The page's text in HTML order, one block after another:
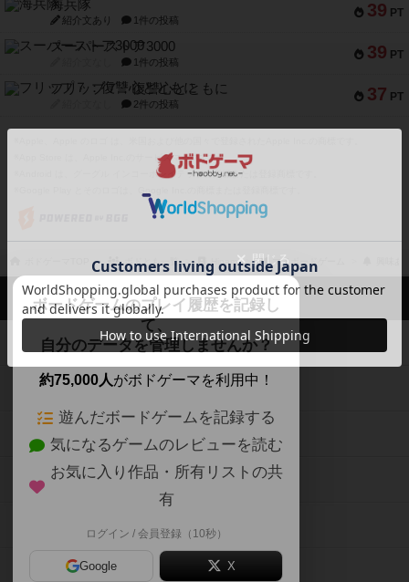
39 PT
海兵隊
紹介文あり 1件の投稿
39 PT
スーパーストア3000
1件の投稿
37 PT
フリップ７：復讐心とともに
2件の投稿
※App Store は、Apple Inc.のサービスマークです。
※Android は、グーグル インコーポレイテッドの商標または登録商標です。
ボドとも一覧 Hinami マイボードゲーム
閉じる
ボードゲームのプレイ履歴を記録し
て、
自分のデータを管理しませんか？
約75,000人がボドゲーマを利用中！
遊んだボードゲームを記録する
気になるゲームのレビューを読む
お気に入り作品・所有リストの共
有
ログイン / 会員登録（10秒）
Google X
ボドゲーマTOP
ボードゲームを検索する
ボードゲームの新着レビュー
ボードゲーム会情報
メカニクス特集
掲示板・トピックス
ボドとも・会員一覧